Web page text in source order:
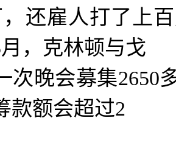
，还雇人打了上
月，克林顿与戈
次晚会募集2650
款额会超过2